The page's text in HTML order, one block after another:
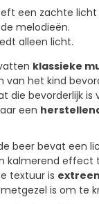
een zachte licht
melodieën.
alleen licht.
klassieke
van het kind
die bevorderlijk is
een
beer bevat een
kalmerend effect
textuur is
is om te